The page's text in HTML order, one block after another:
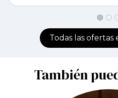
Todas las ofertas
También